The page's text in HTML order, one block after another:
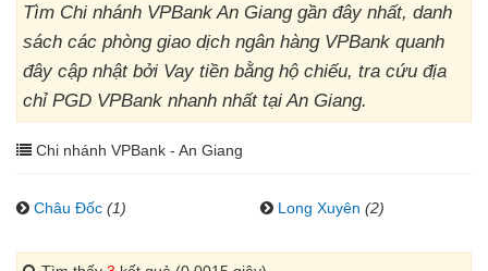
Tìm Chi nhánh VPBank An Giang gần đây nhất, danh
sách các phòng giao dịch ngân hàng VPBank quanh
đây cập nhật bởi Vay tiền bằng hộ chiếu, tra cứu địa
chỉ PGD VPBank nhanh nhất tại An Giang.
Chi nhánh VPBank - An Giang
Châu Đốc (1) Long Xuyên (2)